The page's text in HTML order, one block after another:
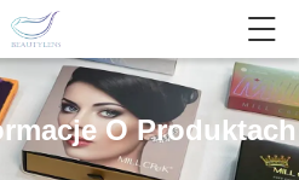
O Produktach